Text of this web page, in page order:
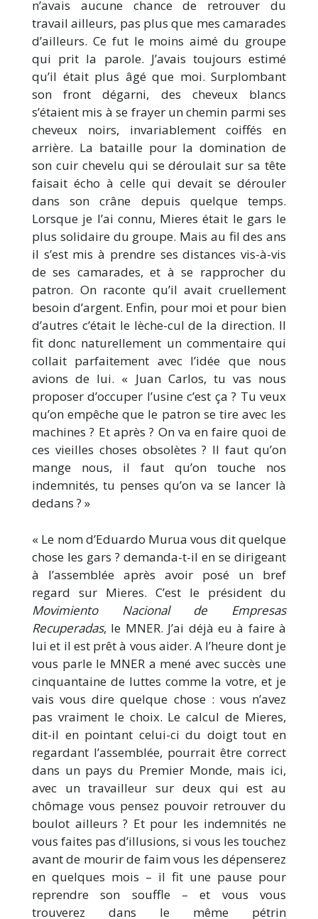
n’avais aucune chance de retrouver du
travail ailleurs, pas plus que mes camarades
d’ailleurs. Ce fut le moins aimé du groupe
qui prit la parole. J’avais toujours estimé
qu’il était plus âgé que moi. Surplombant
son front dégarni, des cheveux blancs
s’étaient mis à se frayer un chemin parmi ses
cheveux noirs, invariablement coiffés en
arrière. La bataille pour la domination de
son cuir chevelu qui se déroulait sur sa tête
faisait écho à celle qui devait se dérouler
dans son crâne depuis quelque temps.
Lorsque je l’ai connu, Mieres était le gars le
plus solidaire du groupe. Mais au fil des ans
il s’est mis à prendre ses distances vis-à-vis
de ses camarades, et à se rapprocher du
patron. On raconte qu’il avait cruellement
besoin d’argent. Enfin, pour moi et pour bien
d’autres c’était le lèche-cul de la direction. Il
fit donc naturellement un commentaire qui
collait parfaitement avec l’idée que nous
avions de lui. « Juan Carlos, tu vas nous
proposer d’occuper l’usine c’est ça ? Tu veux
qu’on empêche que le patron se tire avec les
machines ? Et après ? On va en faire quoi de
ces vieilles choses obsolètes ? Il faut qu’on
mange nous, il faut qu’on touche nos
indemnités, tu penses qu’on va se lancer là
dedans ? »
« Le nom d’Eduardo Murua vous dit quelque
chose les gars ? demanda-t-il en se dirigeant
à l’assemblée après avoir posé un bref
regard sur Mieres. C’est le président du
Movimiento Nacional de
Empresas
Recuperadas, le MNER. J’ai déjà eu à faire à
lui et il est prêt à vous aider. A l’heure dont je
vous parle le MNER a mené avec succès une
cinquantaine de luttes comme la votre, et je
vais vous dire quelque chose : vous n’avez
pas vraiment le choix. Le calcul de Mieres,
dit-il en pointant celui-ci du doigt tout en
regardant l’assemblée, pourrait être correct
dans un pays du Premier Monde, mais ici,
avec un travailleur sur deux qui est au
chômage vous pensez pouvoir retrouver du
boulot ailleurs ? Et pour les indemnités ne
vous faites pas d’illusions, si vous les touchez
avant de mourir de faim vous les dépenserez
en quelques mois – il fit une pause pour
reprendre son souffle – et vous vous
trouverez dans le même pétrin